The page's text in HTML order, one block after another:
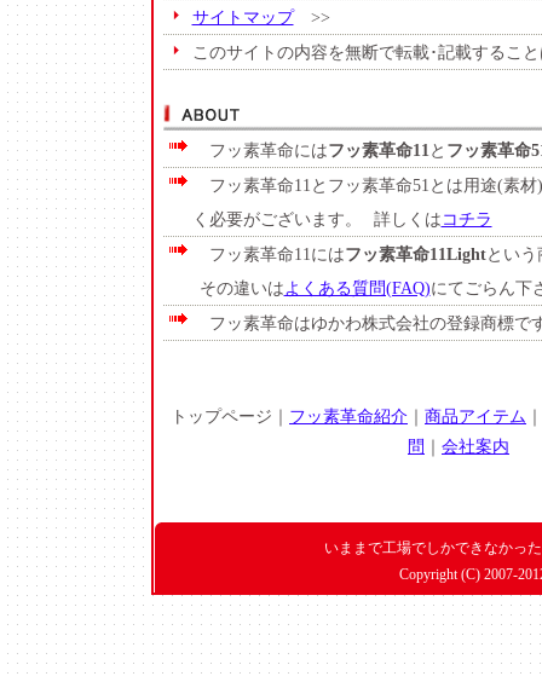
サイトマップ>>
このサイトの内容を無断で転載･記載するこ
フッ素革命にはフッ素革命11 と フッ素革命
フッ素革命11とフッ素革命51とは用途(素
く必要がございます。
詳しくはコチラ
フッ素革命11にはフッ素革命11Lightという
その違いはよくある質問(FAQ)にてごらん下
フッ素革命はゆかわ株式会社の登録商標で
トップページ｜ フッ素革命紹介 ｜ 商品アイテム ｜
問 ｜ 会社案内
いままで工場でしかできなかっ
Copyright (C) 2007-